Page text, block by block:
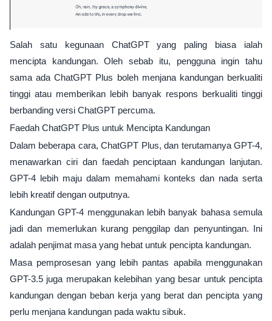
Salah satu kegunaan ChatGPT yang paling biasa ialah
mencipta kandungan. Oleh sebab itu, pengguna ingin tahu
sama ada ChatGPT Plus boleh menjana kandungan berkualiti
tinggi atau memberikan lebih banyak respons berkualiti tinggi
berbanding versi ChatGPT percuma.
Faedah ChatGPT Plus untuk Mencipta Kandungan
Dalam beberapa cara, ChatGPT Plus, dan terutamanya GPT-4,
menawarkan ciri dan faedah penciptaan kandungan lanjutan.
GPT-4 lebih maju dalam memahami konteks dan nada serta
lebih kreatif dengan outputnya.
Kandungan GPT-4 menggunakan lebih banyak bahasa semula
jadi dan memerlukan kurang penggilap dan penyuntingan. Ini
adalah penjimat masa yang hebat untuk pencipta kandungan.
Masa pemprosesan yang lebih pantas apabila menggunakan
GPT-3.5 juga merupakan kelebihan yang besar untuk pencipta
kandungan dengan beban kerja yang berat dan pencipta yang
perlu menjana kandungan pada waktu sibuk.